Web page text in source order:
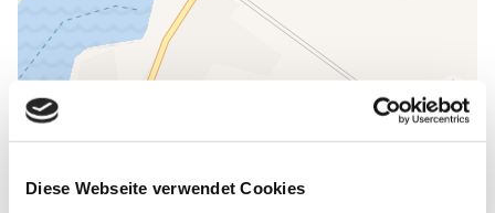
Diese Webseite verwendet Cookies